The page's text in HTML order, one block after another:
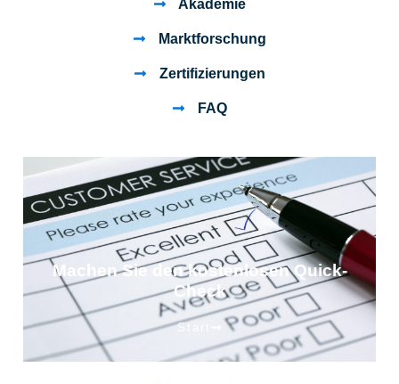
Akademie
Marktforschung
Zertifizierungen
FAQ
Machen Sie den kostenlosen Quick-
Check
Start